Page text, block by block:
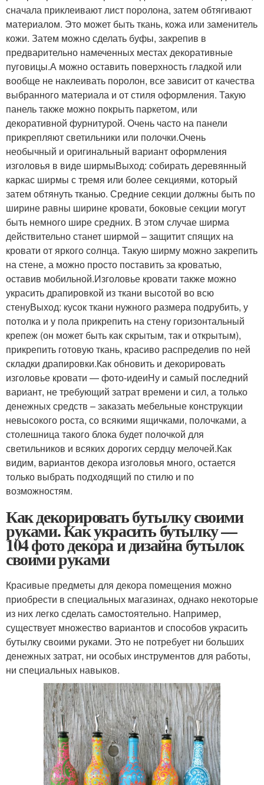
сначала приклеивают лист поролона, затем обтягивают
материалом. Это может быть ткань, кожа или заменитель
кожи. Затем можно сделать буфы, закрепив в
предварительно намеченных местах декоративные
пуговицы.А можно оставить поверхность гладкой или
вообще не наклеивать поролон, все зависит от качества
выбранного материала и от стиля оформления. Такую
панель также можно покрыть паркетом, или
декоративной фурнитурой. Очень часто на панели
прикрепляют светильники или полочки.Очень
необычный и оригинальный вариант оформления
изголовья в виде ширмыВыход: собирать деревянный
каркас ширмы с тремя или более секциями, который
затем обтянуть тканью. Средние секции должны быть по
ширине равны ширине кровати, боковые секции могут
быть немного шире средних. В этом случае ширма
действительно станет ширмой – защитит спящих на
кровати от яркого солнца. Такую ширму можно закрепить
на стене, а можно просто поставить за кроватью,
оставив мобильной.Изголовье кровати также можно
украсить драпировкой из ткани высотой во всю
стенуВыход: кусок ткани нужного размера подрубить, у
потолка и у пола прикрепить на стену горизонтальный
крепеж (он может быть как скрытым, так и открытым),
прикрепить готовую ткань, красиво распределив по ней
складки драпировки.Как обновить и декорировать
изголовье кровати — фото-идеиНу и самый последний
вариант, не требующий затрат времени и сил, а только
денежных средств – заказать мебельные конструкции
невысокого роста, со всякими ящичками, полочками, а
столешница такого блока будет полочкой для
светильников и всяких дорогих сердцу мелочей.Как
видим, вариантов декора изголовья много, остается
только выбрать подходящий по стилю и по
возможностям.
Как декорировать бутылку своими
руками. Как украсить бутылку —
104 фото декора и дизайна бутылок
своими руками
Красивые предметы для декора помещения можно
приобрести в специальных магазинах, однако некоторые
из них легко сделать самостоятельно. Например,
существует множество вариантов и способов украсить
бутылку своими руками. Это не потребует ни больших
денежных затрат, ни особых инструментов для работы,
ни специальных навыков.